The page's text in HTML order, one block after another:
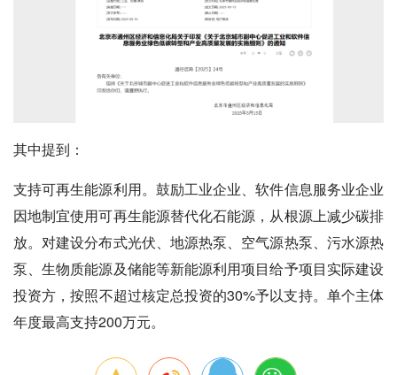
其中提到：
支持可再生能源利用。鼓励工业企业、软件信息服务业企业
因地制宜使用可再生能源替代化石能源，从根源上减少碳排
放。对建设分布式光伏、地源热泵、空气源热泵、污水源热
泵、生物质能源及储能等新能源利用项目给予项目实际建设
投资方，按照不超过核定总投资的30%予以支持。单个主体
年度最高支持200万元。